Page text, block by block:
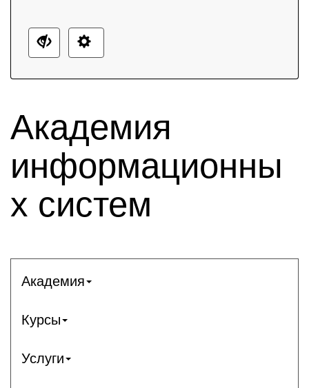
Академия
информационны
х систем
Академия
Курсы
Услуги